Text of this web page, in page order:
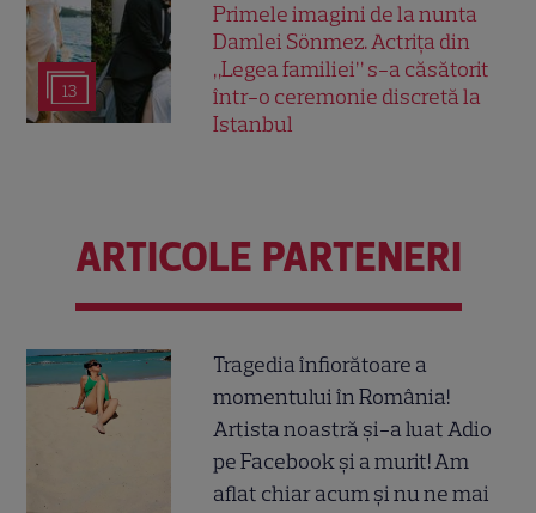
13
Primele imagini de la nunta
Damlei Sönmez. Actrița din
„Legea familiei” s-a căsătorit
într-o ceremonie discretă la
Istanbul
ARTICOLE PARTENERI
Tragedia înfiorătoare a
momentului în România!
Artista noastră și-a luat Adio
pe Facebook și a murit! Am
aflat chiar acum și nu ne mai